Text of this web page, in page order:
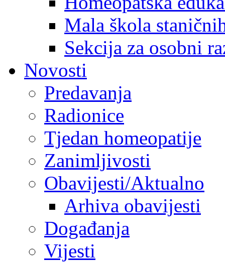
Mala škola
Sekcija za osobni
Novosti
Predavanja
Radionice
Tjedan homeopatije
Zanimljivosti
Obavijesti/Aktualno
Arhiva obavijesti
Događanja
Vijesti